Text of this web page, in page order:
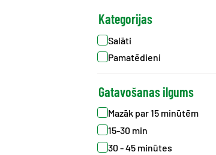
Kategorijas
Salāti
Pamatēdieni
Gatavošanas ilgums
Mazāk par 15 minūtēm
15-30 min
30 - 45 minūtes